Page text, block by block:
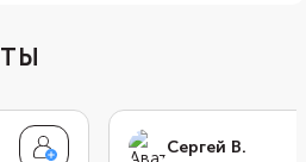
Сергей В.